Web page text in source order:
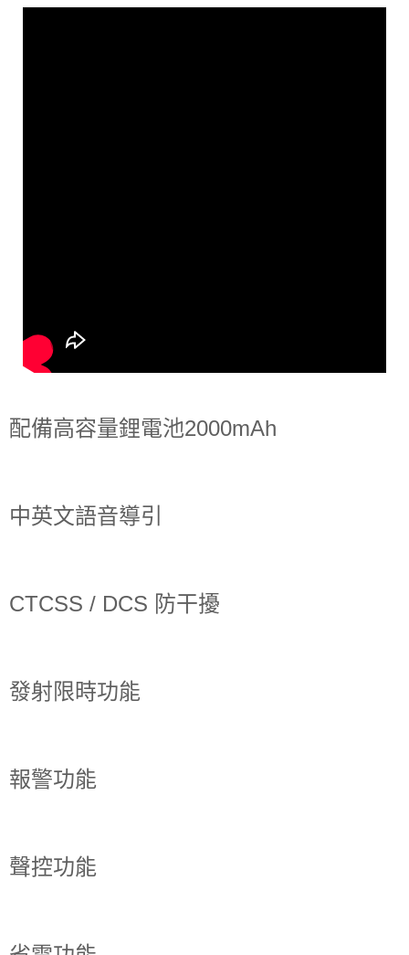
配備高容量鋰電池2000mAh
中英文語音導引
CTCSS / DCS 防干擾
發射限時功能
報警功能
聲控功能